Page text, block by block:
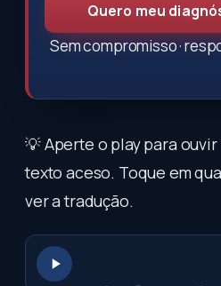
Quero meu
Sem compromisso ·
💡 Aperte o play para
texto aceso. Toque em
ver a tradução.